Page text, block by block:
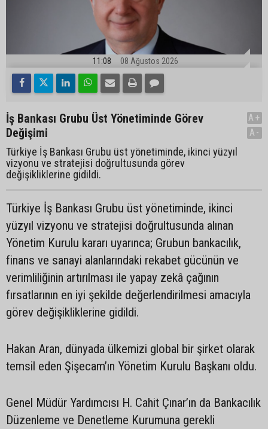
11:08 08 Ağustos 2026
İş Bankası Grubu Üst Yönetiminde Görev
Değişimi
Türkiye İş Bankası Grubu üst yönetiminde, ikinci yüzyıl
vizyonu ve stratejisi doğrultusunda görev
değişikliklerine gidildi.
A+
A-
Türkiye İş Bankası Grubu üst yönetiminde, ikinci
yüzyıl vizyonu ve stratejisi doğrultusunda alınan
Yönetim Kurulu kararı uyarınca; Grubun bankacılık,
finans ve sanayi alanlarındaki rekabet gücünün ve
verimliliğinin artırılması ile yapay zekâ çağının
fırsatlarının en iyi şekilde değerlendirilmesi amacıyla
görev değişikliklerine gidildi.
Hakan Aran, dünyada ülkemizi global bir şirket olarak
temsil eden Şişecam’ın Yönetim Kurulu Başkanı oldu.
Genel Müdür Yardımcısı H. Cahit Çınar’ın da Bankacılık
Düzenleme ve Denetleme Kurumuna gerekli